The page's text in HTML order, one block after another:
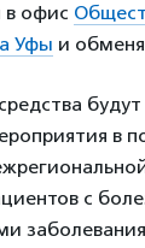
в офис
Уфы и
в
с